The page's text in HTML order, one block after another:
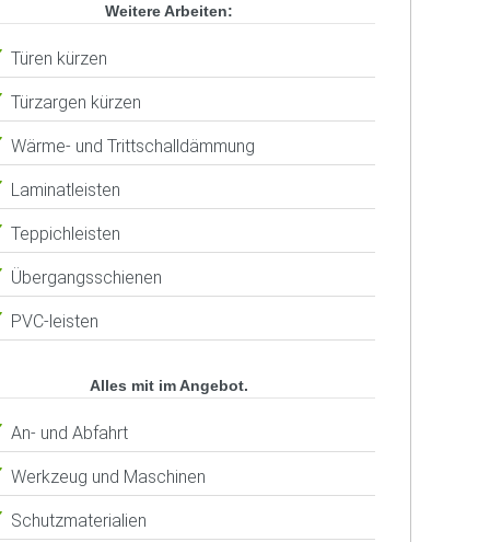
Weitere Arbeiten:
Türen kürzen
Türzargen kürzen
Wärme- und Trittschalldämmung
Laminatleisten
Teppichleisten
Übergangsschienen
PVC-leisten
Alles mit im Angebot.
An- und Abfahrt
Werkzeug und Maschinen
Schutzmaterialien